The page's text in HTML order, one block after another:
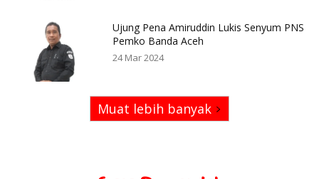
Ujung Pena Amiruddin Lukis Senyum PNS
Pemko Banda Aceh
24 Mar 2024
Muat lebih banyak